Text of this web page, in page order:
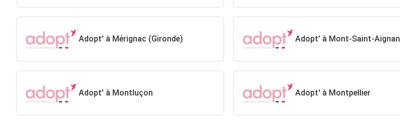
Adopt' à Mérignac (Gironde) Adopt' à Mont-Saint-Aignan
Adopt' à Montluçon Adopt' à Montpellier